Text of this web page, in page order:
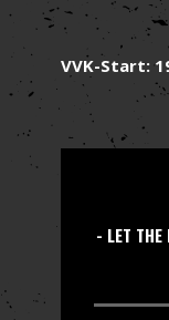
VVK-Start:
- LET THE